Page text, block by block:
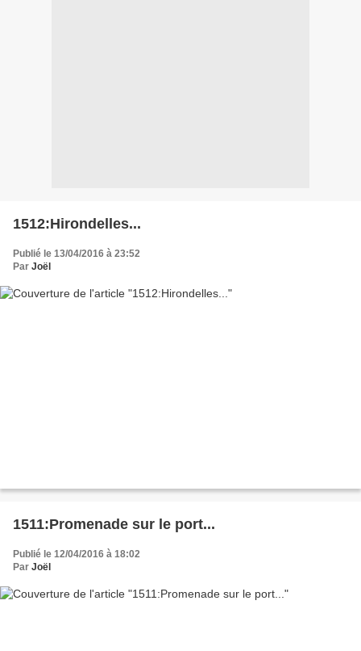
1512:Hirondelles...
Publié le 13/04/2016 à 23:52
Par Joël
1511:Promenade sur le port...
Publié le 12/04/2016 à 18:02
Par Joël